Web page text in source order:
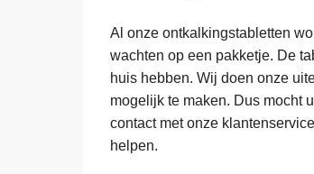
Al onze ontkalkingstabletten
wachten op een pakketje. De
huis hebben. Wij doen onze
mogelijk te maken. Dus mocht
contact met onze
helpen.